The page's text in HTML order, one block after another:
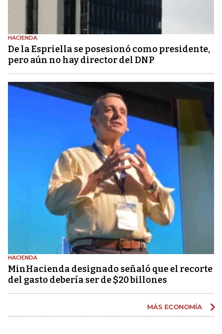
HACIENDA
De la Espriella se posesionó como presidente,
pero aún no hay director del DNP
HACIENDA
MinHacienda designado señaló que el recorte
del gasto debería ser de $20 billones
MÁS ECONOMÍA